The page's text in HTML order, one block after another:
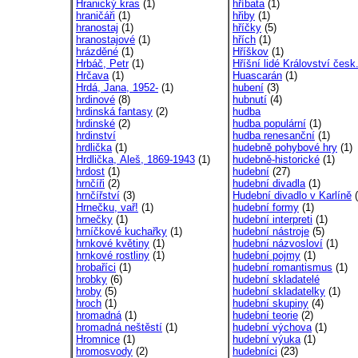
Hranický kras (1)
hraničáři (1)
hranostaj (1)
hranostajové (1)
hrázděné (1)
Hrbáč, Petr(1)
Hrčava(1)
Hrdá, Jana, 1952- (1)
hrdinové (8)
hrdinská fantasy (2)
hrdinské (2)
hrdinství
hrdlička(1)
Hrdlička, Aleš, 1869-1943 (1)
hrdost (1)
hrnčíři (2)
hrnčířství (3)
Hrnečku, vař! (1)
hrnečky (1)
hrníčkové kuchařky (1)
hrnkové květiny (1)
hrnkové rostliny (1)
hrobaříci (1)
hrobky (6)
hroby (5)
hroch (1)
hromadná(1)
hromadná neštěstí (1)
Hromnice (1)
hromosvody (2)
hříbata(1)
hřiby (1)
hříčky (5)
hřích (1)
Hříškov (1)
Hříšní lidé Království
Huascarán (1)
hubení (3)
hubnutí (4)
hudba
hudba populární (1)
hudba renesanční (1)
hudebně pohybové hry (1)
hudebně-historické (1)
hudební (27)
hudební divadla(1)
Hudební divadlo v Karlíně
hudební formy (1)
hudební interpreti (1)
hudební nástroje (5)
hudební názvosloví (1)
hudební pojmy (1)
hudební romantismus (1)
hudební skladatelé
hudební skladatelky (1)
hudební skupiny (4)
hudební teorie (2)
hudební výchova(1)
hudební výuka(1)
hudebníci (23)